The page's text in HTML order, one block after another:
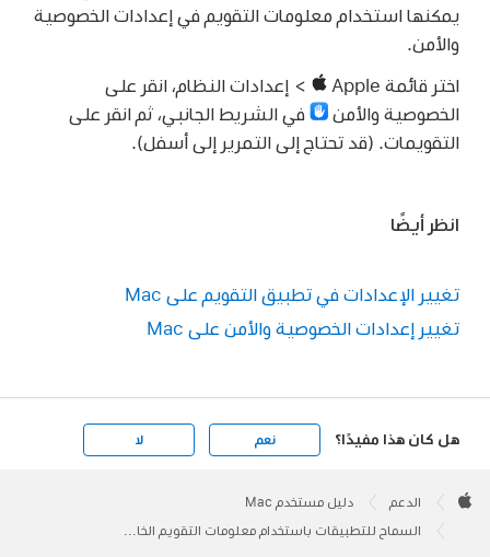
يمكنها استخدام معلومات التقويم في إعدادات الخصوصية
والأمن.
اختر قائمة Apple
> إعدادات النظام، انقر على
الخصوصية والأمن
في الشريط الجانبي، ثم انقر على
التقويمات. (قد تحتاج إلى التمرير إلى أسفل).
انظر أيضًا
تغيير الإعدادات في تطبيق التقويم على Mac
تغيير إعدادات الخصوصية والأمن على Mac
هل كان هذا مفيدًا؟ نعم لا
Footer

الدعم دليل مستخدم Mac